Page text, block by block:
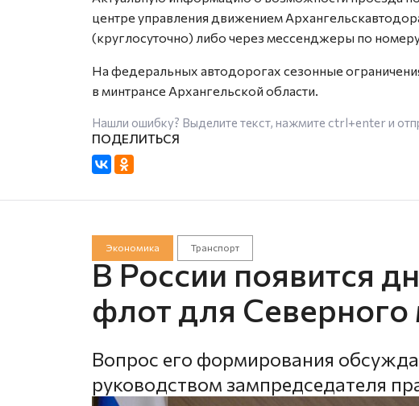
центре управления движением
(круглосуточно) либо через мессенджеры по
На федеральных автодорогах сезонные
в минтрансе Архангельской области.
Нашли ошибку? Выделите текст, нажмите ctrl+enterи
Экономика Транспорт
В России появится
флот для Северного
Вопрос его формирования
руководством зампредседателя